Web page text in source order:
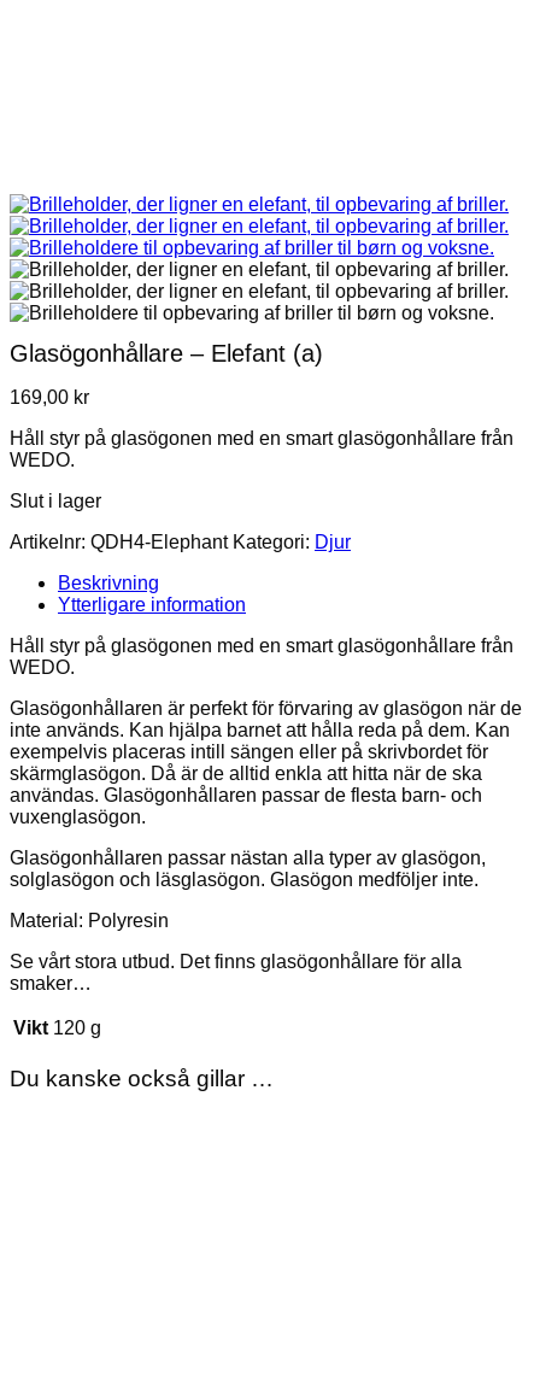
Glasögonhållare – Elefant (a)
169,00 kr
Håll styr på glasögonen med en smart glasögonhållare från
WEDO.
Slut i lager
Artikelnr: QDH4-Elephant Kategori: Djur
Beskrivning
Ytterligare information
Håll styr på glasögonen med en smart glasögonhållare från
WEDO.
Glasögonhållaren är perfekt för förvaring av glasögon när de
inte används. Kan hjälpa barnet att hålla reda på dem. Kan
exempelvis placeras intill sängen eller på skrivbordet för
skärmglasögon. Då är de alltid enkla att hitta när de ska
användas. Glasögonhållaren passar de flesta barn- och
vuxenglasögon.
Glasögonhållaren passar nästan alla typer av glasögon,
solglasögon och läsglasögon. Glasögon medföljer inte.
Material: Polyresin
Se vårt stora utbud. Det finns glasögonhållare för alla
smaker…
Vikt 120 g
Du kanske också gillar …